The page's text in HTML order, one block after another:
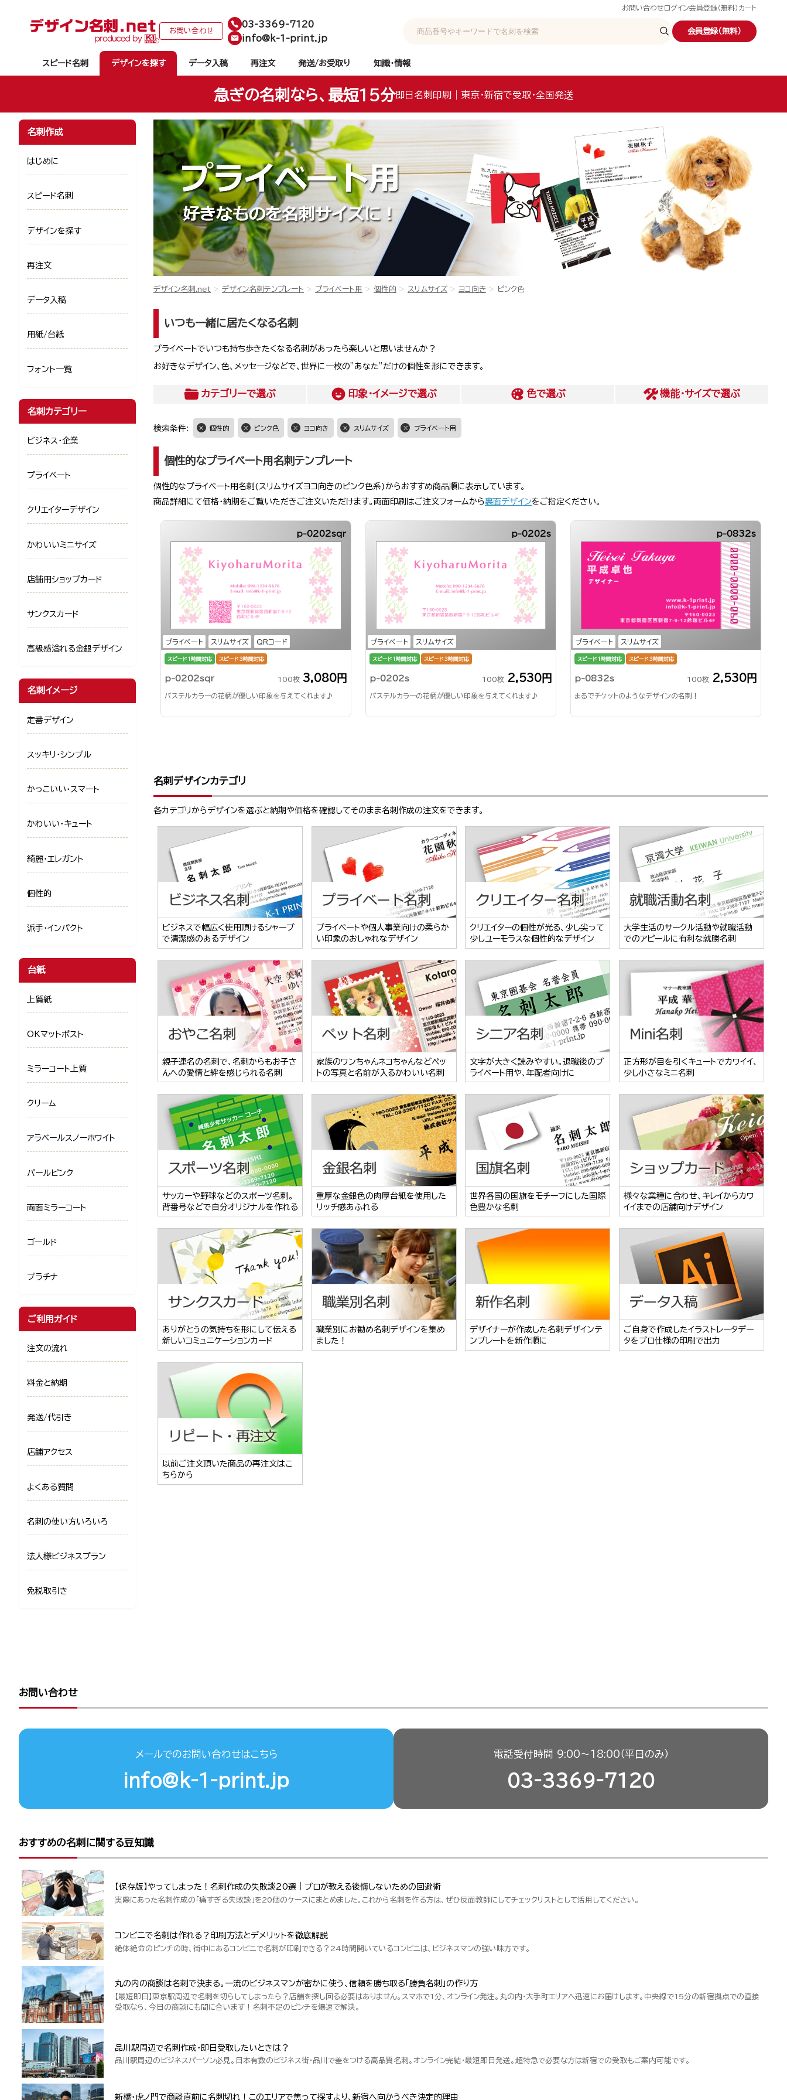
お問い合わせ ログイン会員登録（無料） カート
お問い合わせ
03-3369-7120
info@k-1-print.jp
会員登録（無料）
スピード名刺 デザインを探す データ入稿 再注文 発送/お受取り 知識・情報
急ぎの名刺なら、最短15分即日名刺印刷｜東京・新宿で受取・全国発送
デザイン名刺.net デザイン名刺テンプレート プライベート用 個性的 スリムサイズ ヨコ向き ピンク色
いつも一緒に居たくなる名刺
プライベートでいつも持ち歩きたくなる名刺があったら楽しいと思いませんか？
お好きなデザイン、色、メッセージなどで、世界に一枚の”あなた”だけの個性を形にできます。
カテゴリーで選ぶ 印象・イメージで選ぶ 色で選ぶ 機能・サイズで選ぶ
検索条件: 個性的 ピンク色 ヨコ向き スリムサイズ プライベート用
個性的なプライベート用名刺テンプレート
個性的なプライベート用名刺(スリムサイズヨコ向きのピンク色系)からおすすめ商品順に表示しています。
商品詳細にて価格・納期をご覧いただきご注文いただけます。両面印刷はご注文フォームから裏面デザインをご指定ください。
プライベート スリムサイズ QRコード
p-0202sqr
スピード1時間対応 スピード3時間対応
p-0202sqr 100枚 3,080円
パステルカラーの花柄が優しい印象を与えてくれます♪
プライベート スリムサイズ
p-0202s
スピード1時間対応 スピード3時間対応
p-0202s 100枚 2,530円
パステルカラーの花柄が優しい印象を与えてくれます♪
プライベート スリムサイズ
p-0832s
スピード1時間対応 スピード3時間対応
p-0832s 100枚 2,530円
まるでチケットのようなデザインの名刺！
名刺デザインカテゴリ
各カテゴリからデザインを選ぶと納期や価格を確認してそのまま名刺作成の注文をできます。
ビジネスで幅広く使用頂けるシャープ
で清潔感のあるデザイン
プライベートや個人事業向けの柔らか
い印象のおしゃれなデザイン
クリエイターの個性が光る、少し尖って
少しユーモラスな個性的なデザイン
大学生活のサークル活動や就職活動
でのアピールに有利な就勝名刺
親子連名の名刺で、名刺からもお子さ
んへの愛情と絆を感じられる名刺
家族のワンちゃんネコちゃんなどペッ
トの写真と名前が入るかわいい名刺
文字が大きく読みやすい。退職後のプ
ライベート用や、年配者向けに
正方形が目を引くキュートでカワイイ、
少し小さなミニ名刺
サッカーや野球などのスポーツ名刺。
背番号などで自分オリジナルを作れる
重厚な金銀色の肉厚台紙を使用した
リッチ感あふれる
世界各国の国旗をモチーフにした国際
色豊かな名刺
様々な業種に合わせ、キレイからカワ
イイまでの店舗向けデザイン
ありがとうの気持ちを形にして伝える
新しいコミュニケーションカード
職業別にお勧め名刺デザインを集め
ました！
デザイナーが作成した名刺デザインテ
ンプレートを新作順に
ご自身で作成したイラストレータデー
タをプロ仕様の印刷で出力
以前ご注文頂いた商品の再注文はこ
ちらから
名刺作成
はじめに
スピード名刺
デザインを探す
再注文
データ入稿
用紙/台紙
フォント一覧
名刺カテゴリー
ビジネス・企業
プライベート
クリエイターデザイン
かわいいミニサイズ
店舗用ショップカード
サンクスカード
高級感溢れる金銀デザイン
名刺イメージ
定番デザイン
スッキリ・シンプル
かっこいい・スマート
かわいい・キュート
綺麗・エレガント
個性的
派手・インパクト
台紙
上質紙
OKマットポスト
ミラーコート上質
クリーム
アラベールスノーホワイト
パールピンク
両面ミラーコート
ゴールド
プラチナ
ご利用ガイド
注文の流れ
料金と納期
発送/代引き
店舗アクセス
よくある質問
名刺の使い方いろいろ
法人様ビジネスプラン
免税取引き
お問い合わせ
メールでのお問い合わせはこちら
info@k-1-print.jp
電話受付時間 9:00〜18:00（平日のみ）
03-3369-7120
おすすめの名刺に関する豆知識
【保存版】やってしまった！名刺作成の失敗談20選｜プロが教える後悔しないための回避術
実際にあった名刺作成の「痛すぎる失敗談」を20個のケースにまとめました。これから名刺を作る方は、ぜひ反面教師にしてチェックリストとして活用してください。
コンビニで名刺は作れる？印刷方法とデメリットを徹底解説
絶体絶命のピンチの時、街中にあるコンビニで名刺が印刷できる？24時間開いているコンビニは、ビジネスマンの強い味方です。
丸の内の商談は名刺で決まる。一流のビジネスマンが密かに使う、信頼を勝ち取る「勝負名刺」の作り方
【最短即日】東京駅周辺で名刺を切らしてしまったら？店舗を探し回る必要はありません。スマホで1分、オンライン発注。丸の内・大手町エリアへ迅速にお届けします。中央線で15分の新宿拠点での直接
受取なら、今日の商談にも間に合います！名刺不足のピンチを爆速で解決。
品川駅周辺で名刺作成・即日受取したいときは？
品川駅周辺のビジネスパーソン必見。日本有数のビジネス街・品川で差をつける高品質名刺。オンライン完結・最短即日発送。超特急で必要な方は新宿での受取もご案内可能です。
新橋・虎ノ門で商談直前に名刺切れ！このエリアで焦って探すより、新宿へ向かうべき決定的理由